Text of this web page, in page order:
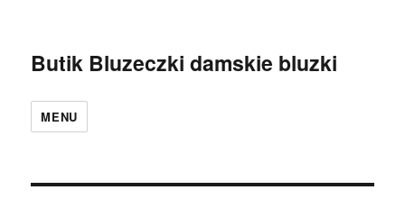
Butik Bluzeczki damskie bluzki
MENU